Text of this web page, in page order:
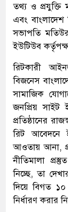
তথ্য ও প্রযুক্তি
এবং
সভাপতি
ইউটিউব
রিটকারী
বিজনেস
সামাজিক
জনপ্রিয় সাইট
প্রতিষ্ঠানের
রিট আবেদনে
আওতায় আনা,
নীতিমালা
নিচ্ছে, তা
দিয়ে বিগত
নির্ধারণ করার